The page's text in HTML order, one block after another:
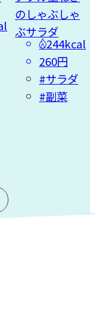
のなめたけあ
え
75kcal
200円
#あえも
の